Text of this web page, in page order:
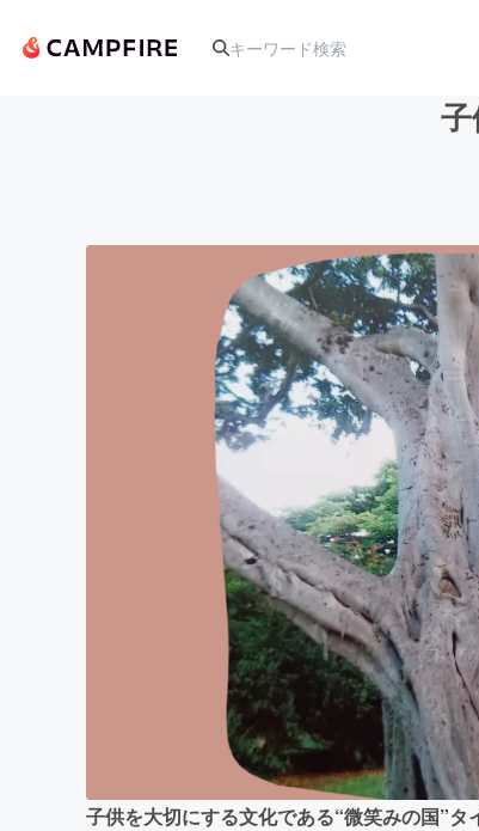
アート・写真
テクノロジー・ガジェット
映像・映画
ビジネス・起業
まちづくり・地域活性化
子供を大切にする文化である“微笑みの国”